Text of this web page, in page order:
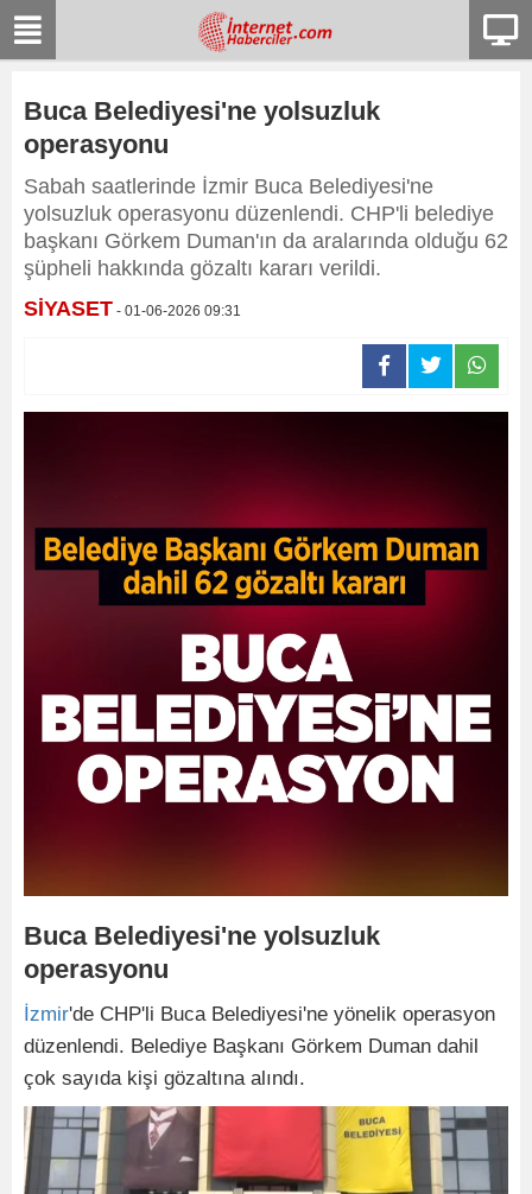
Buca Belediyesi'ne yolsuzluk
operasyonu
Sabah saatlerinde İzmir Buca Belediyesi'ne
yolsuzluk operasyonu düzenlendi. CHP'li belediye
başkanı Görkem Duman'ın da aralarında olduğu 62
şüpheli hakkında gözaltı kararı verildi.
SİYASET - 01-06-2026 09:31
Buca Belediyesi'ne yolsuzluk
operasyonu
İzmir'de CHP'li Buca Belediyesi'ne yönelik operasyon
düzenlendi. Belediye Başkanı Görkem Duman dahil
çok sayıda kişi gözaltına alındı.